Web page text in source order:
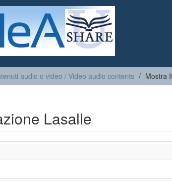
audio o video / Video audio contents Mostra
Lasalle